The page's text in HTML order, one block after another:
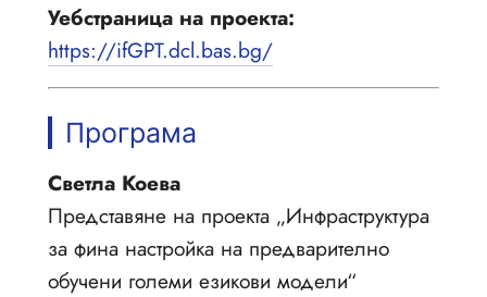
Уебстраница на проекта:
https://ifGPT.dcl.bas.bg/
Програма
Светла Коева
Представяне на проекта „Инфраструктура
за фина настройка на предварително
обучени големи езикови модели“